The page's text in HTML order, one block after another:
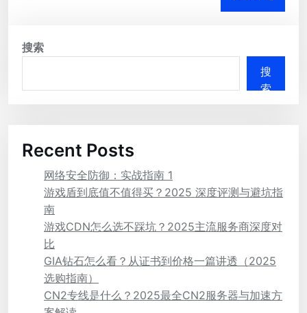
搜索
搜
索
Recent Posts
网络安全防御：实战指南 1
游戏盾到底值不值得买？2025 深度评测与避坑指
南
游戏CDN怎么选不踩坑？2025主流服务商深度对
比
GIA钻石怎么看？从证书到价格一篇讲透（2025
选购指南）
CN2专线是什么？2025最全CN2服务器与加速方